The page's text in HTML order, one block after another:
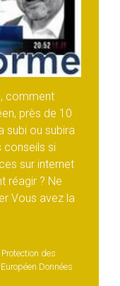
comment
près de 10
subi ou subira
conseils si
sur internet
réagir ? Ne
Vous avez la
Protection des
Données